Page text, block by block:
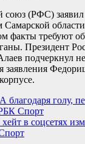
союз (РФС)
Самарской
факты требуют
Президент
подчеркнул
заявления
голу,
Спорт
хейт в соцсетях